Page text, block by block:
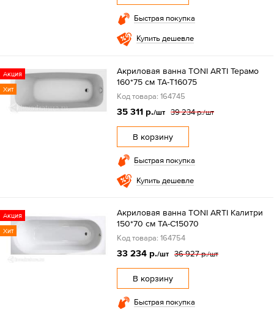
Быстрая покупка
Купить дешевле
Акция
Хит
Акриловая ванна TONI ARTI Терамо
160*75 см TA-T16075
Код товара: 164745
35 311 р./шт 39 234 р./шт
В корзину
Быстрая покупка
Купить дешевле
Акция
Хит
Акриловая ванна TONI ARTI Калитри
150*70 см TA-C15070
Код товара: 164754
33 234 р./шт 36 927 р./шт
В корзину
Быстрая покупка